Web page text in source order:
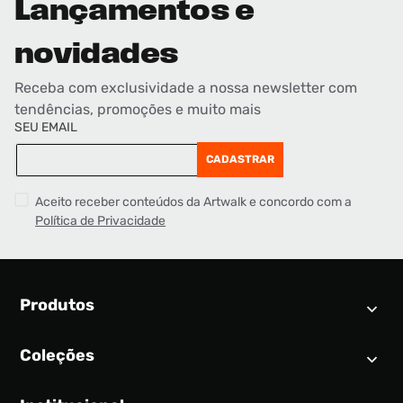
Lançamentos e
novidades
Receba com exclusividade a nossa newsletter com
tendências, promoções e muito mais
SEU EMAIL
CADASTRAR
Aceito receber conteúdos da Artwalk e concordo com a
Política de Privacidade
Produtos
Calendário SNEAKER
Coleções